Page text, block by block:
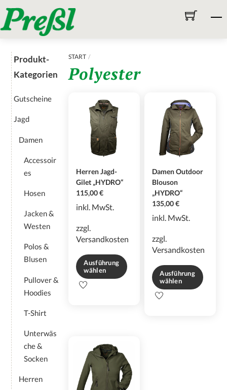
to
content
START
Polyester
Herren Jagd-
Gilet „HYDRO“
115,00€
inkl. MwSt.
zzgl.
Versandkosten
Ausführung
wählen
Dieses
Optionen
können
auf
Damen Outdoor
Blouson
„HYDRO“
135,00€
inkl. MwSt.
zzgl.
Versandkosten
Ausführung
wählen
Dieses
Produkt-
Kategorien
Gutscheine
Jagd
Damen
Accessoir
es
Hosen
Jacken &
Westen
Polos &
Blusen
Pullover &
Hoodies
T-Shirt
Unterwäs
che &
Socken
Herren